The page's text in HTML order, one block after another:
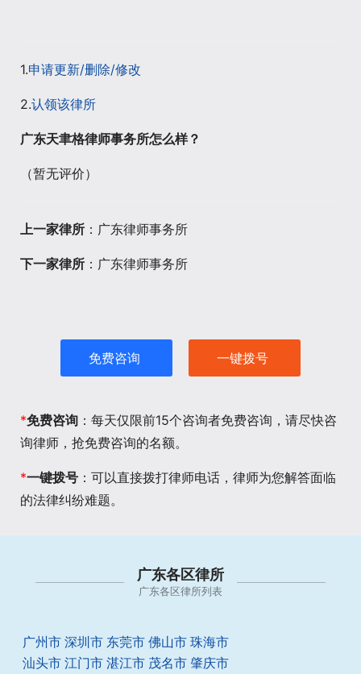
1.申请更新/删除/修改
2.认领该律所
广东天聿格律师事务所怎么样？
（暂无评价）
上一家律所 ：广东律师事务所
下一家律所 ：广东律师事务所
免费咨询 一键拨号
*免费咨询 ：每天仅限前15个咨询者免费咨询，请尽快咨
询律师，抢免费咨询的名额。
*一键拨号 ：可以直接拨打律师电话，律师为您解答面临
的法律纠纷难题。
广东各区律所
广东各区律所列表
广州市 深圳市 东莞市 佛山市 珠海市
汕头市 江门市 湛江市 茂名市 肇庆市